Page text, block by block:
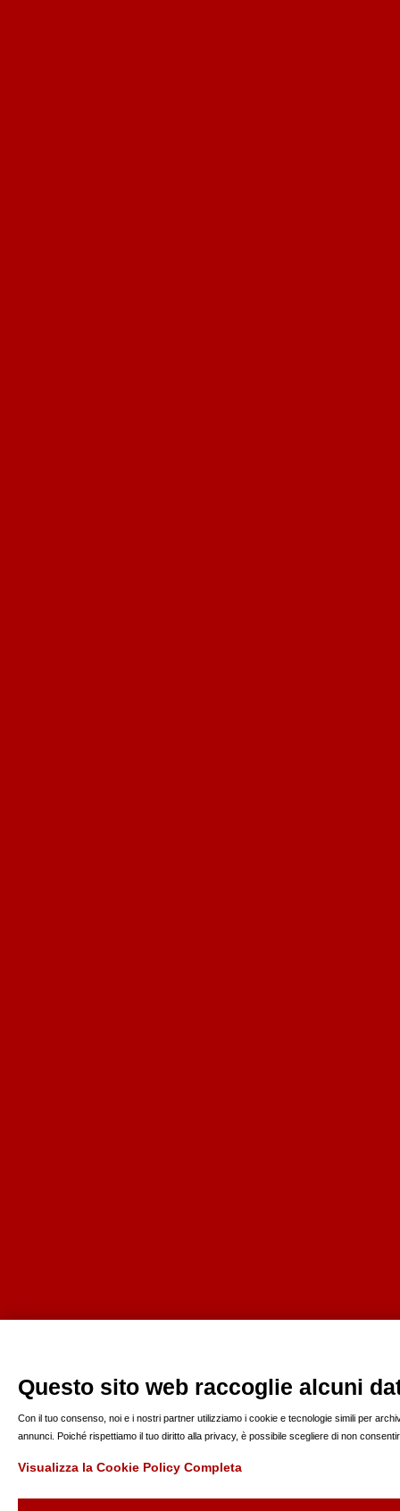
Questo sito web raccoglie alcuni
Con il tuo consenso, noi e i nostri partner utilizziamo i cookie e tecnologie simili per
annunci. Poiché rispettiamo il tuo diritto alla privacy, è possibile scegliere di non
Visualizza la Cookie Policy Completa